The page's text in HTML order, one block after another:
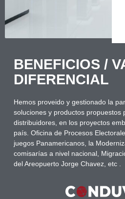
BENEFICIOS /
DIFERENCIAL
Hemos proveido y gestionado la
soluciones y productos propuestos
distribuidores, en los proyectos
país. Oficina de Procesos
juegos Panamericanos, la
comisarías a nivel nacional,
del Areopuerto Jorge Chavez, etc .